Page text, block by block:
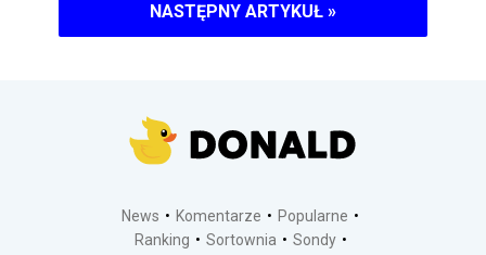
NASTĘPNY ARTYKUŁ »
News Komentarze
Popularne
Ranking
Sortownia Sondy